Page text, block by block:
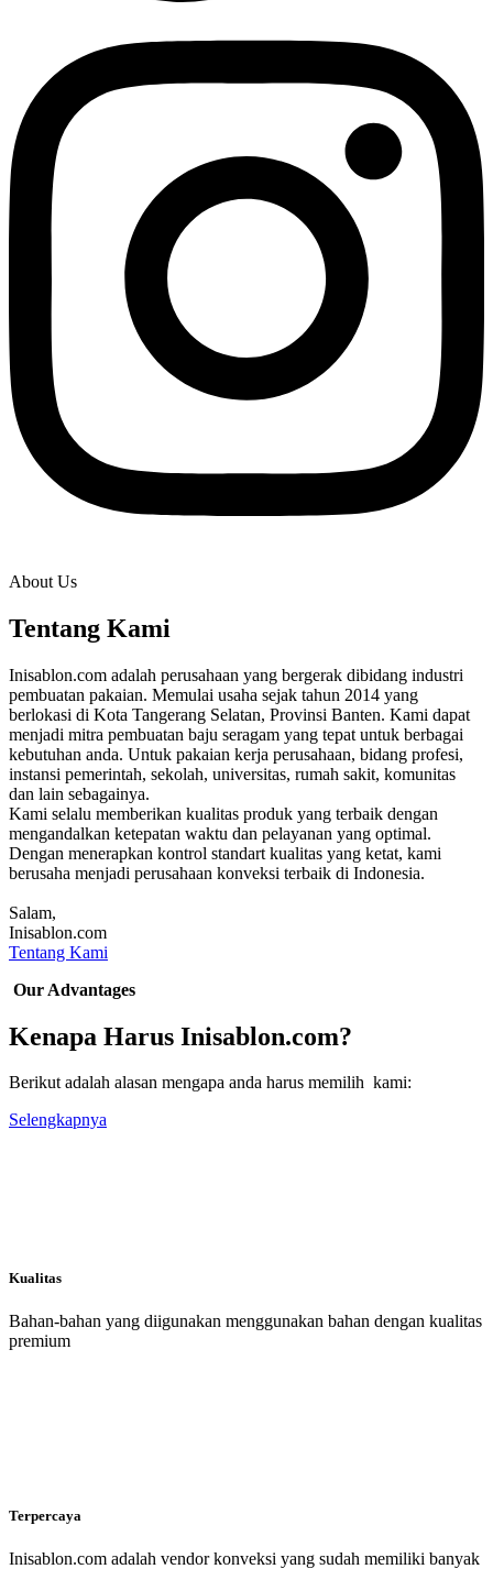
About Us
Tentang Kami
Inisablon.com adalah perusahaan yang bergerak dibidang industri
pembuatan pakaian. Memulai usaha sejak tahun 2014 yang
berlokasi di Kota Tangerang Selatan, Provinsi Banten. Kami dapat
menjadi mitra pembuatan baju seragam yang tepat untuk berbagai
kebutuhan anda. Untuk pakaian kerja perusahaan, bidang profesi,
instansi pemerintah, sekolah, universitas, rumah sakit, komunitas
dan lain sebagainya.
Kami selalu memberikan kualitas produk yang terbaik dengan
mengandalkan ketepatan waktu dan pelayanan yang optimal.
Dengan menerapkan kontrol standart kualitas yang ketat, kami
berusaha menjadi perusahaan konveksi terbaik di Indonesia.
Salam,
Inisablon.com
Tentang Kami
Our Advantages
Kenapa Harus Inisablon.com?
Berikut adalah alasan mengapa anda harus memilih kami:
Selengkapnya
Kualitas
Bahan-bahan yang diigunakan menggunakan bahan dengan kualitas
premium
Terpercaya
Inisablon.com adalah vendor konveksi yang sudah memiliki banyak